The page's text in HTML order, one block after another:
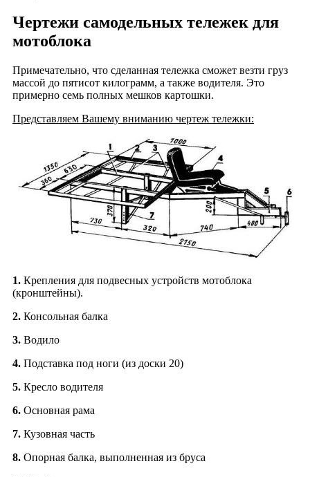
Чертежи самодельных тележек для
мотоблока
Примечательно, что сделанная тележка сможет везти груз
массой до пятисот килограмм, а также водителя. Это
примерно семь полных мешков картошки.
Представляем Вашему вниманию чертеж тележки:
1. Крепления для подвесных устройств мотоблока
(кронштейны).
2. Консольная балка
3. Водило
4. Подставка под ноги (из доски 20)
5. Кресло водителя
6. Основная рама
7. Кузовная часть
8. Опорная балка, выполненная из бруса